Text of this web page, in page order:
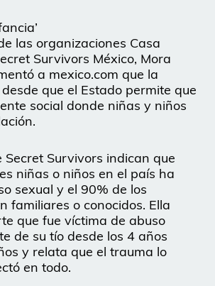
las organizaciones Casa
Survivors México, Mora
a mexico.com que la
que el Estado permite que
social donde niñas y niños
Secret Survivors indican que
niñas o niños en el país ha
sexual y el 90% de los
familiares o conocidos. Ella
que fue víctima de abuso
de su tío desde los 4 años
y relata que el trauma lo
en todo.